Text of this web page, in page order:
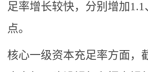
足率增长较快，分别增加
点。
核心一级资本充足率方面，